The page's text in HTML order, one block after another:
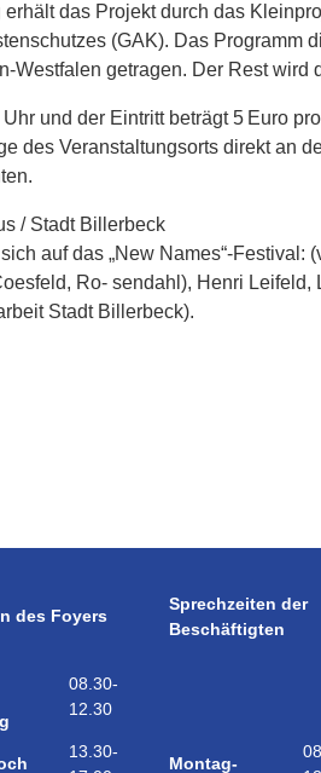
das Projekt durch das
(GAK). Das
Westfalen getragen. Der Rest
und der Eintritt beträgt 5 Euro
des Veranstaltungsorts direkt an
/ Stadt Billerbeck
auf das „New Names“-
Ro- sendahl), Henri
Stadt Billerbeck).
des Foyers
Sprechzeiten der
Beschäftigten
08.30-
12.30
13.30-
Montag-